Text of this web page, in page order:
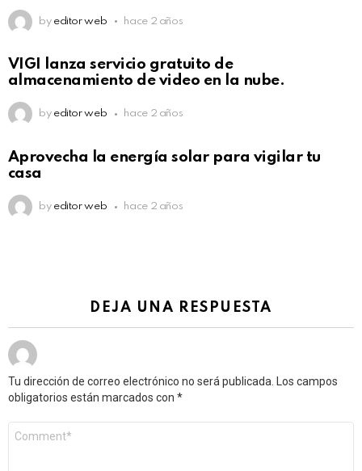
by editor web hace 2 años
VIGI lanza servicio gratuito de
almacenamiento de video en la nube.
by editor web hace 2 años
Aprovecha la energía solar para vigilar tu
casa
by editor web hace 2 años
DEJA UNA RESPUESTA
Tu dirección de correo electrónico no será publicada.
Los campos
obligatorios están marcados con *